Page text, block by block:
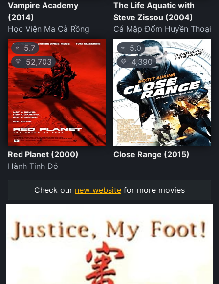
Vampire Academy
(2014)
Học Viện Ma Cà Rồng
The Life Aquatic with
Steve Zissou (2004)
Cá Mập Đốm Huyền Thoại
⭐ 5.7
💛 52,703
Red Planet (2000)
Hành Tinh Đỏ
⭐ 5.0
💛 4,390
Close Range (2015)
Check our new website for more movies